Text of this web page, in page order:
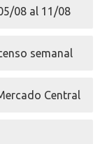
08 al 11/08
semanal
Central